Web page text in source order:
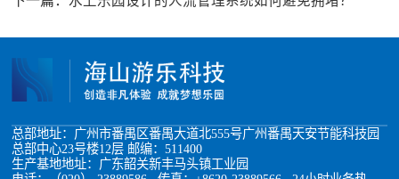
总部地址：广州市番禺区番禺大道北555号广州番禺天安节能科技园
总部中心23号楼12层 邮编：511400
生产基地地址：广东韶关新丰马头镇工业园